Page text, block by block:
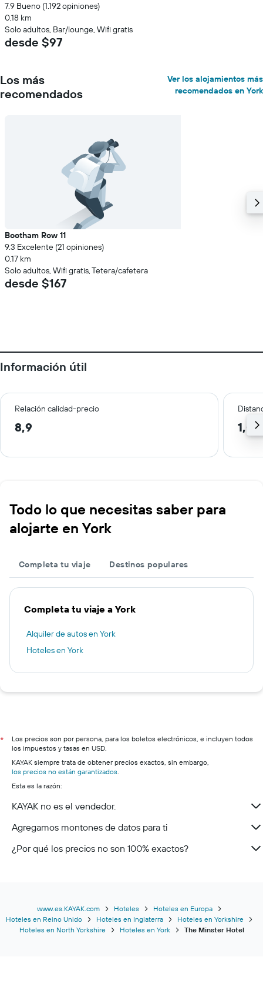
7.9 Bueno (1.192 opiniones)
0,18 km
Solo adultos, Bar/lounge, Wifi gratis
desde $97
Los más
recomendados
Ver los alojamientos más
recomendados en York
Bootham Row 11
9.3 Excelente (21 opiniones)
0,17 km
Solo adultos, Wifi gratis, Tetera/cafetera
desde $167
Información útil
Relación calidad-precio
8,9 1,0
Todo lo que necesitas saber para
alojarte en York
Completa tu viaje Destinos populares
Completa tu viaje a York
Alquiler de autos en York
Hoteles en York
*
Los precios son por persona, para los boletos electrónicos, e incluyen todos
los impuestos y tasas en USD.
KAYAK siempre trata de obtener precios exactos, sin embargo,
los precios no están garantizados.
Esta es la razón:
KAYAK no es el vendedor.
Agregamos montones de datos para ti
¿Por qué los precios no son 100% exactos?
www.es.KAYAK.com Hoteles
Hoteles en Europa
Hoteles en Reino Unido
Hoteles en Inglaterra
Hoteles en Yorkshire
Hoteles en North Yorkshire
Hoteles en York The Minster Hotel